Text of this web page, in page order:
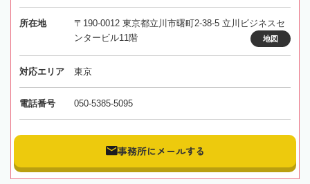
所在地
〒190-0012 東京都立川市曙町2-38-5 立川ビジネスセ
ンタービル11階
地図
対応エリア 東京
電話番号 050-5385-5095
事務所にメールする